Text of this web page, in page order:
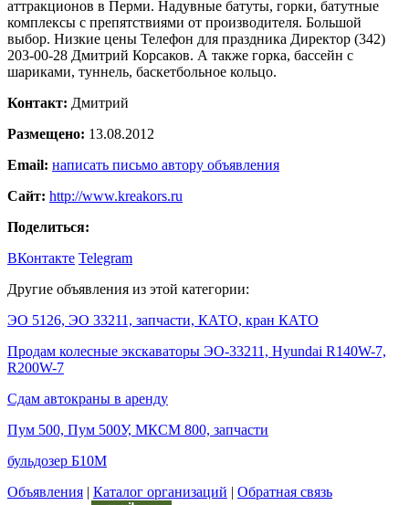
аттракционов в Перми. Надувные батуты, горки, батутные
комплексы с препятствиями от производителя. Большой
выбор. Низкие цены Телефон для праздника Директор (342)
203-00-28 Дмитрий Корсаков. А также горка, бассейн с
шариками, туннель, баскетбольное кольцо.
Контакт: Дмитрий
Размещено: 13.08.2012
Email: написать письмо автору объявления
Сайт: http://www.kreakors.ru
Поделиться:
ВКонтакте Telegram
Другие объявления из этой категории:
ЭО 5126, ЭО 33211, запчасти, КАТО, кран КАТО
Продам колесные экскаваторы ЭО-33211, Hyundai R140W-7,
R200W-7
Сдам автокраны в аренду
Пум 500, Пум 500У, МКСМ 800, запчасти
бульдозер Б10М
Объявления | Каталог организаций | Обратная связь